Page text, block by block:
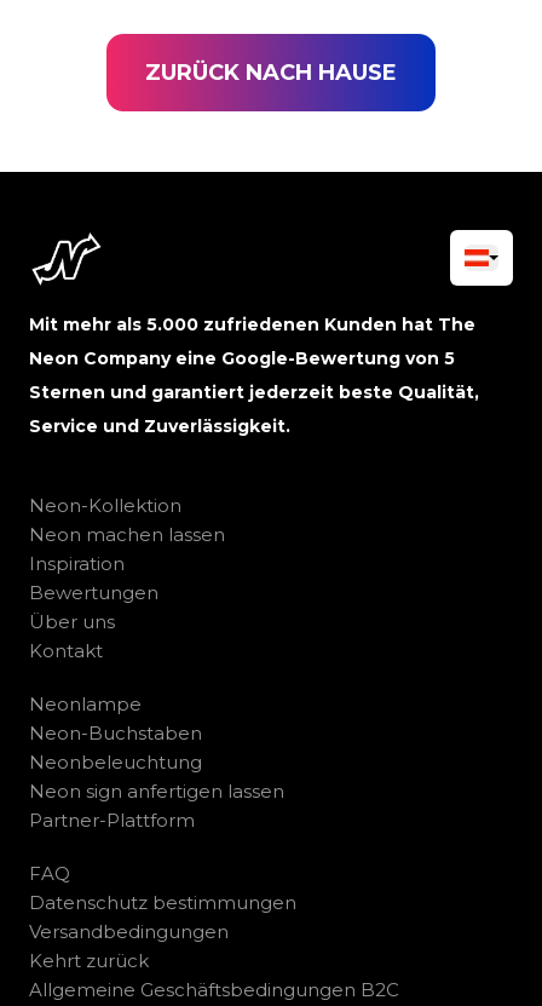
ZURÜCK NACH HAUSE
Mit mehr als 5.000 zufriedenen Kunden hat The
Neon Company eine Google-Bewertung von 5
Sternen und garantiert jederzeit beste Qualität,
Service und Zuverlässigkeit.
Neon-Kollektion
Neon machen lassen
Inspiration
Bewertungen
Über uns
Kontakt
Neonlampe
Neon-Buchstaben
Neonbeleuchtung
Neon sign anfertigen lassen
Partner-Plattform
FAQ
Datenschutz bestimmungen
Versandbedingungen
Kehrt zurück
Allgemeine Geschäftsbedingungen B2C